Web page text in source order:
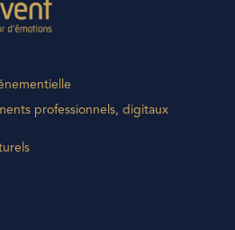
professionnels, digitaux